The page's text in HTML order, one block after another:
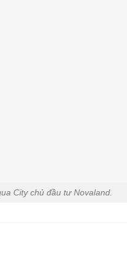
City chủ đầu tư Novaland.